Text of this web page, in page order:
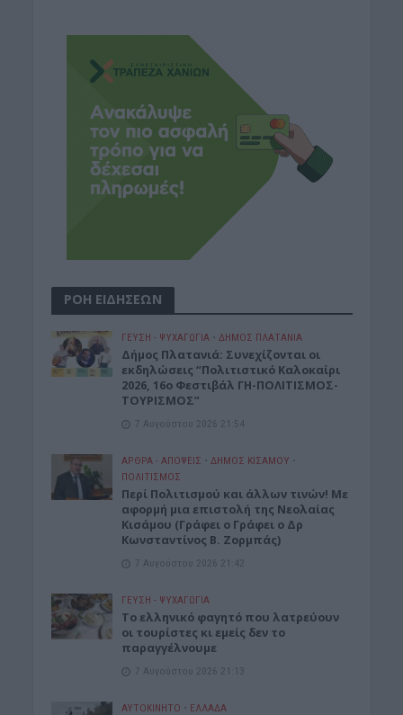
ΡΟΗ ΕΙΔΗΣΕΩΝ
ΓΕΎΣΗ - ΨΥΧΑΓΩΓΊΑ • ΔΉΜΟΣ ΠΛΑΤΑΝΙΆ
Δήμος Πλατανιά: Συνεχίζονται οι
εκδηλώσεις “Πολιτιστικό Καλοκαίρι
2026, 16ο Φεστιβάλ ΓΗ-ΠΟΛΙΤΙΣΜΟΣ-
ΤΟΥΡΙΣΜΟΣ”
7 Αυγούστου 2026 21:54
ΑΡΘΡΑ - ΑΠΟΨΕΙΣ • ΔΉΜΟΣ ΚΙΣΆΜΟΥ •
ΠΟΛΙΤΙΣΜΟΣ
Περί Πολιτισμού και άλλων τινών! Mε
αφορμή μια επιστολή της Νεολαίας
Κισάμου (Γράφει ο Γράφει ο Δρ
Κωνσταντίνος Β. Ζορμπάς)
7 Αυγούστου 2026 21:42
ΓΕΎΣΗ - ΨΥΧΑΓΩΓΊΑ
Το ελληνικό φαγητό που λατρεύουν
οι τουρίστες κι εμείς δεν το
παραγγέλνουμε
7 Αυγούστου 2026 21:13
ΑΥΤΟΚΙΝΗΤΟ • ΕΛΛΑΔΑ